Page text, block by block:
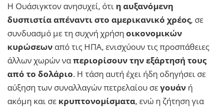
Η Ουάσιγκτον ανησυχεί, ότι η αυξανόμενη
δυσπιστία απέναντι στο αμερικανικό χρέος, σε
συνδυασμό με τη συχνή χρήση οικονομικών
κυρώσεων από τις ΗΠΑ, ενισχύουν τις προσπάθειες
άλλων χωρών ναπεριορίσουν την εξάρτησή τους
από το δολάριο. Η τάση αυτή έχει ήδη οδηγήσει σε
αύξηση των συναλλαγών πετρελαίου σεγουάν ή
ακόμη και σε κρυπτονομίσματα, ενώ η ζήτηση για